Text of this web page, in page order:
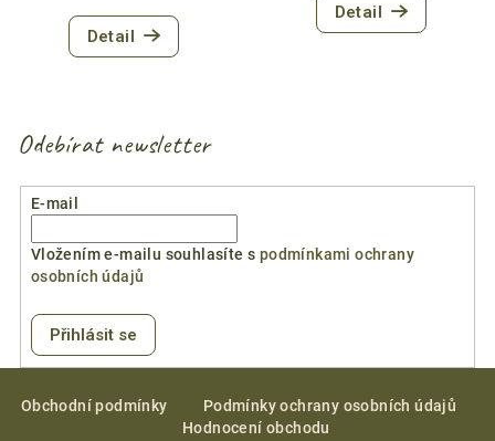
hodnocení
produktu
je
hvězdiček.
Detail
Detail
Odebírat newsletter
E-mail
Vložením e-mailu souhlasíte s podmínkami ochrany
osobních údajů
Přihlásit se
Obchodní podmínky
Podmínky ochrany osobních údajů
Hodnocení obchodu